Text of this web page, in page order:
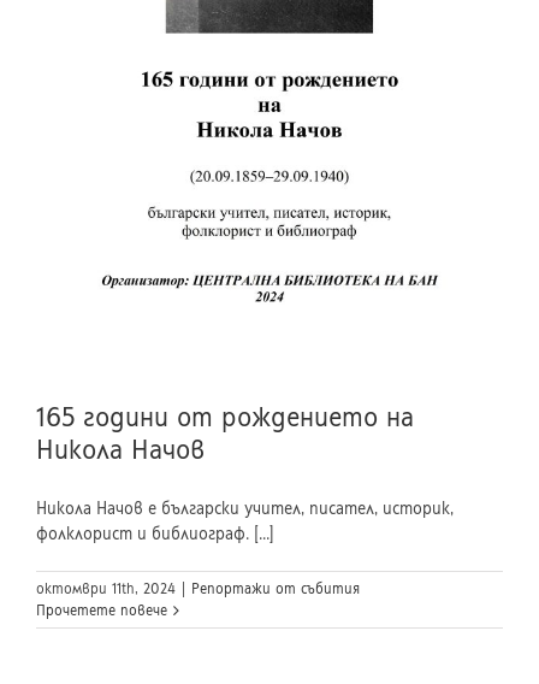
165 години от рождението на
Никола Начов
Никола Начов е български учител, писател, историк,
фолклорист и библиограф. [...]
октомври 11th, 2024
Репортажи от събития
Прочетете повече